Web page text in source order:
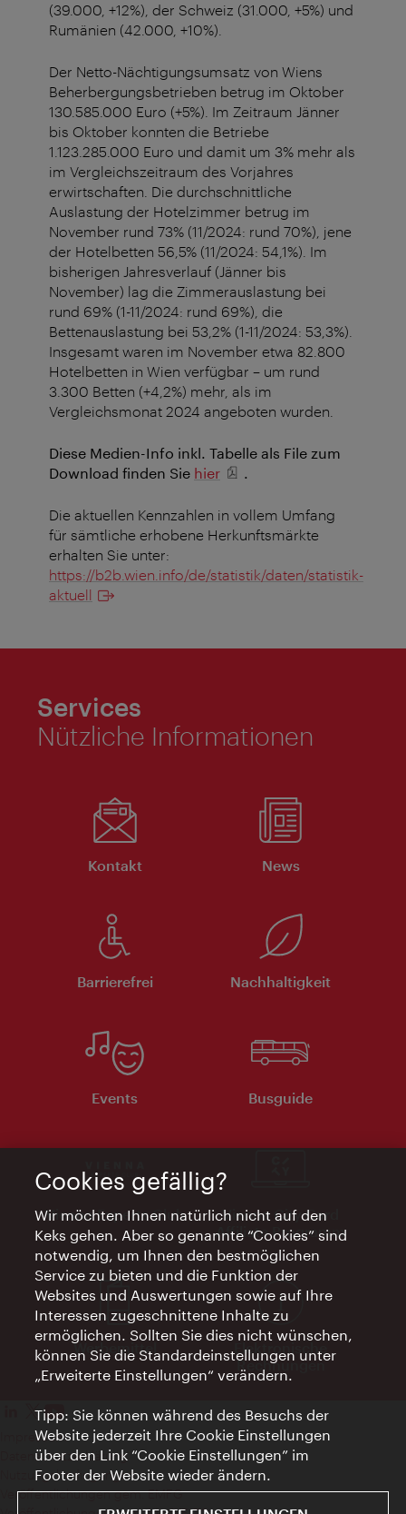
(39.000, +12%), der Schweiz (31.000, +5%) und
Rumänien (42.000, +10%).
Der Netto-Nächtigungsumsatz von Wiens
Beherbergungsbetrieben betrug im Oktober
130.585.000 Euro (+5%). Im Zeitraum Jänner
bis Oktober konnten die Betriebe
1.123.285.000 Euro und damit um 3% mehr als
im Vergleichszeitraum des Vorjahres
erwirtschaften. Die durchschnittliche
Auslastung der Hotelzimmer betrug im
November rund 73% (11/2024: rund 70%), jene
der Hotelbetten 56,5% (11/2024: 54,1%). Im
bisherigen Jahresverlauf (Jänner bis
November) lag die Zimmerauslastung bei
rund 69% (1-11/2024: rund 69%), die
Bettenauslastung bei 53,2% (1-11/2024: 53,3%).
Insgesamt waren im November etwa 82.800
Hotelbetten in Wien verfügbar – um rund
3.300 Betten (+4,2%) mehr, als im
Vergleichsmonat 2024 angeboten wurden.
Diese Medien-Info inkl. Tabelle als File zum
Download finden Sie hier .
Die aktuellen Kennzahlen in vollem Umfang
für sämtliche erhobene Herkunftsmärkte
erhalten Sie unter:
https://b2b.wien.info/de/statistik/daten/statistik-
aktuell
Services
Nützliche Informationen
Kontakt News
Barrierefrei Nachhaltigkeit
Events Busguide
Vienna Experts Club
Vienna City Card
Affiliate Programm
Werbemittel
Elektronische
Rechnungen
Impressum
Datenschutzerklärung
Nutzungsbedingungen
Veröffentlichungen gem. EMFG
Cookies gefällig?
Wir möchten Ihnen natürlich nicht auf den
Keks gehen. Aber so genannte “Cookies” sind
notwendig, um Ihnen den bestmöglichen
Service zu bieten und die Funktion der
Websites und Auswertungen sowie auf Ihre
Interessen zugeschnittene Inhalte zu
ermöglichen. Sollten Sie dies nicht wünschen,
können Sie die Standardeinstellungen unter
„Erweiterte Einstellungen“ verändern.
Tipp: Sie können während des Besuchs der
Website jederzeit Ihre Cookie Einstellungen
über den Link “Cookie Einstellungen” im
Footer der Website wieder ändern.